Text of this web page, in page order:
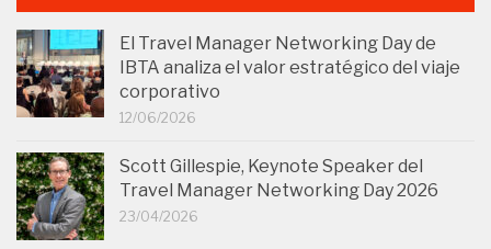
El Travel Manager Networking Day de
IBTA analiza el valor estratégico del viaje
corporativo
12/06/2026
Scott Gillespie, Keynote Speaker del
Travel Manager Networking Day 2026
23/04/2026